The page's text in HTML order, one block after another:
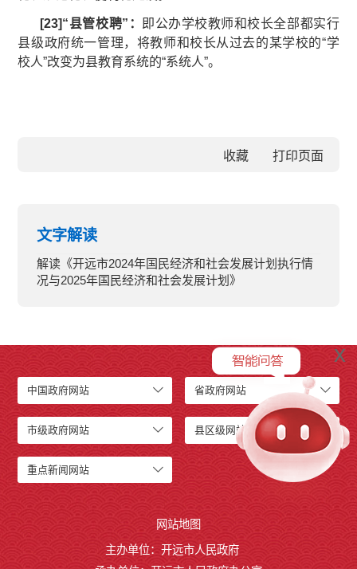
[23]“县管校聘”：
即公办学校教师和校长全部都实行
县级政府统一管理，将教师和校长从过去的某学校的“学
校人”改变为县教育系统的“系统人”。
收藏
文字解读
解读《开远市2024年国民经济和社会发展计划执行情
况与2025年国民经济和社会发展计划》
中国政府网站 省政府网站
市级政府网站 县区级网站
重点新闻网站
网站地图
主办单位：开远市人民政府
x